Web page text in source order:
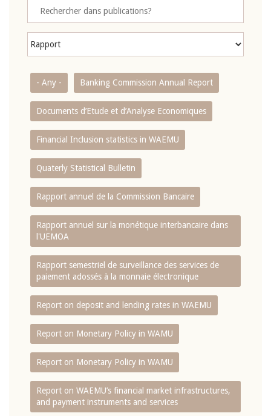
- Any - Banking Commission Annual Report
Documents d’Etude et d’Analyse Economiques
Financial Inclusion statistics in WAEMU
Quaterly Statistical Bulletin
Rapport annuel de la Commission Bancaire
Rapport annuel sur la monétique interbancaire dans
l'UEMOA
Rapport semestriel de surveillance des services de
paiement adossés à la monnaie électronique
Report on deposit and lending rates in WAEMU
Report on Monetary Policy in WAMU
Report on Monetary Policy in WAMU
Report on WAEMU’s financial market infrastructures,
and payment instruments and services